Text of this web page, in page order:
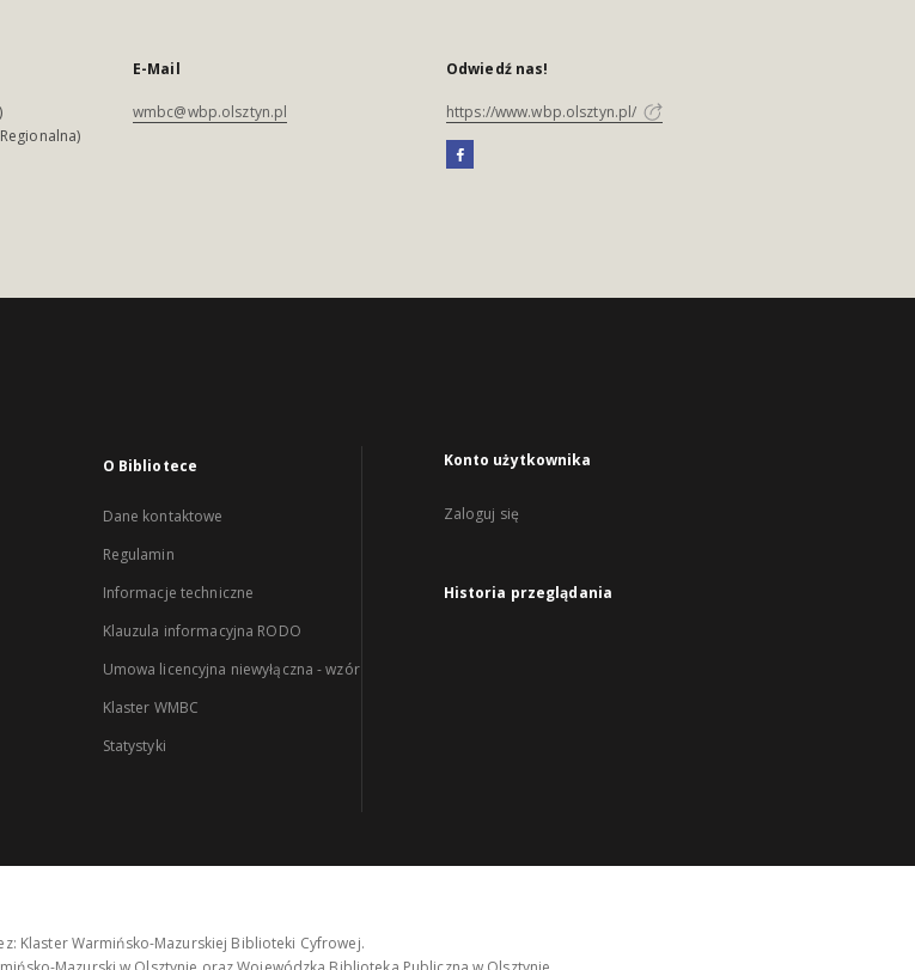
E-Mail
wmbc@wbp.olsztyn.pl
Odwiedź nas!
https://www.wbp.olsztyn.pl/
O Bibliotece
Dane kontaktowe
Regulamin
Informacje techniczne
Klauzula informacyjna RODO
Umowa licencyjna niewyłączna - wzór
Klaster WMBC
Statystyki
Konto użytkownika
Zaloguj się
Historia przeglądania
Klaster Warmińsko-Mazurskiej Biblioteki Cyfrowej.